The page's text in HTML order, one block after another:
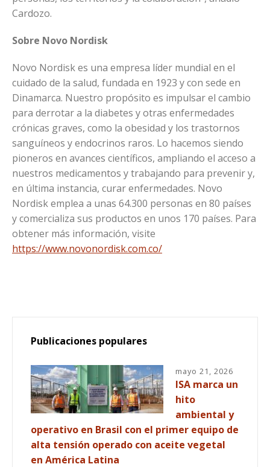
Cardozo.
Sobre Novo Nordisk
Novo Nordisk es una empresa líder mundial en el
cuidado de la salud, fundada en 1923 y con sede en
Dinamarca. Nuestro propósito es impulsar el cambio
para derrotar a la diabetes y otras enfermedades
crónicas graves, como la obesidad y los trastornos
sanguíneos y endocrinos raros. Lo hacemos siendo
pioneros en avances científicos, ampliando el acceso a
nuestros medicamentos y trabajando para prevenir y,
en última instancia, curar enfermedades. Novo
Nordisk emplea a unas 64.300 personas en 80 países
y comercializa sus productos en unos 170 países. Para
obtener más información, visite
https://www.novonordisk.com.co/
Publicaciones populares
mayo 21, 2026
ISA marca un
hito
ambiental y
operativo en Brasil con el primer equipo de
alta tensión operado con aceite vegetal
en América Latina